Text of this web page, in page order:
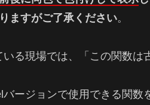
ますがご了承ください。
る現場では、「この関数
ージョンで使用できる関数